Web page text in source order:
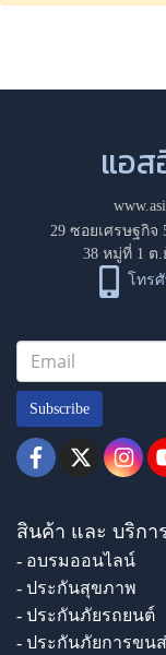
แอส
29 ซอยเศรษฐกิจ
38 หมู่ที่ 1 ต
โทร
Subscribe
สินค้า และ บริกา
- อบรมออนไลน์
- ประกันสุขภาพ
- ประกันภัยรถยนต์
- ประกันภัยการขน